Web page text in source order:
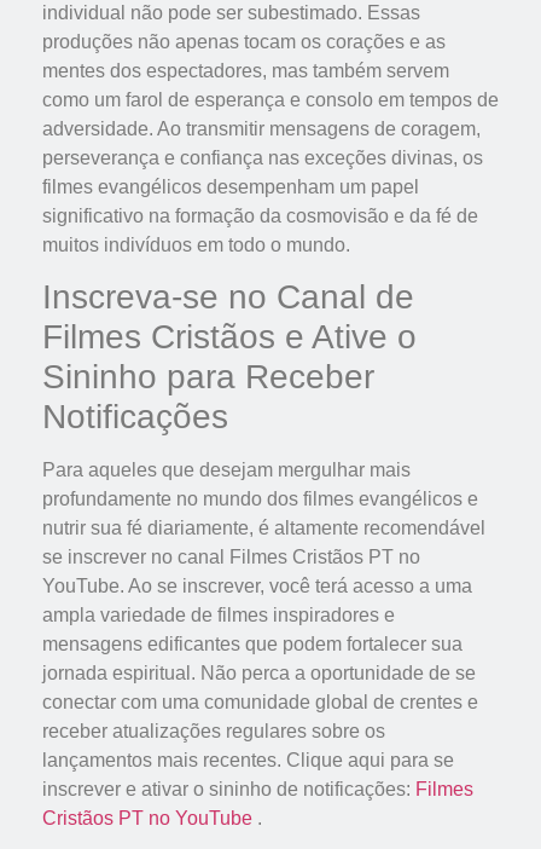
individual não pode ser subestimado. Essas
produções não apenas tocam os corações e as
mentes dos espectadores, mas também servem
como um farol de esperança e consolo em tempos de
adversidade. Ao transmitir mensagens de coragem,
perseverança e confiança nas exceções divinas, os
filmes evangélicos desempenham um papel
significativo na formação da cosmovisão e da fé de
muitos indivíduos em todo o mundo.
Inscreva-se no Canal de
Filmes Cristãos e Ative o
Sininho para Receber
Notificações
Para aqueles que desejam mergulhar mais
profundamente no mundo dos filmes evangélicos e
nutrir sua fé diariamente, é altamente recomendável
se inscrever no canal Filmes Cristãos PT no
YouTube. Ao se inscrever, você terá acesso a uma
ampla variedade de filmes inspiradores e
mensagens edificantes que podem fortalecer sua
jornada espiritual. Não perca a oportunidade de se
conectar com uma comunidade global de crentes e
receber atualizações regulares sobre os
lançamentos mais recentes. Clique aqui para se
inscrever e ativar o sininho de notificações: Filmes
Cristãos PT no YouTube .